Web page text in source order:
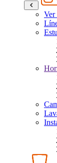
Ver